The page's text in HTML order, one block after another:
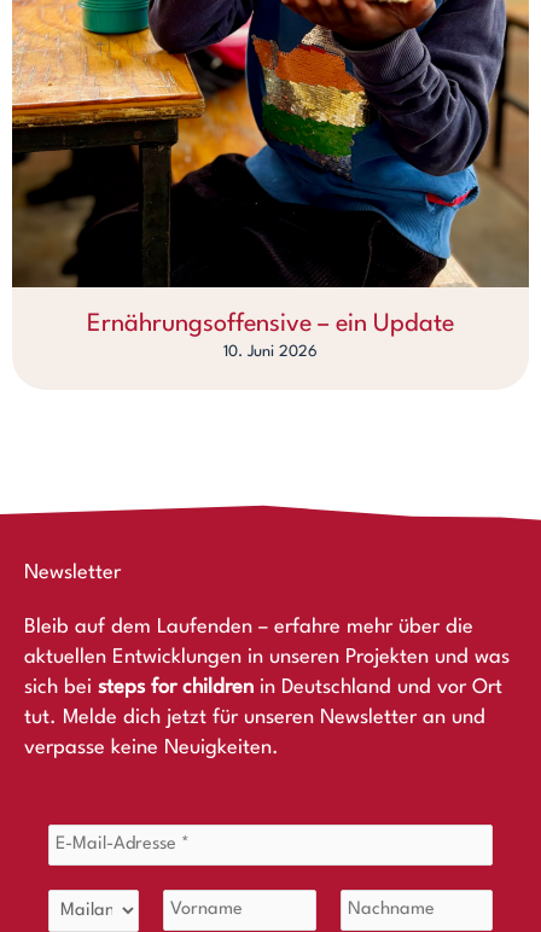
Ernährungsoffensive – ein Update
10. Juni 2026
Newsletter
Bleib auf dem Laufenden – erfahre mehr über die
aktuellen Entwicklungen in unseren Projekten und was
sich bei steps for children in Deutschland und vor Ort
tut. Melde dich jetzt für unseren Newsletter an und
verpasse keine Neuigkeiten.